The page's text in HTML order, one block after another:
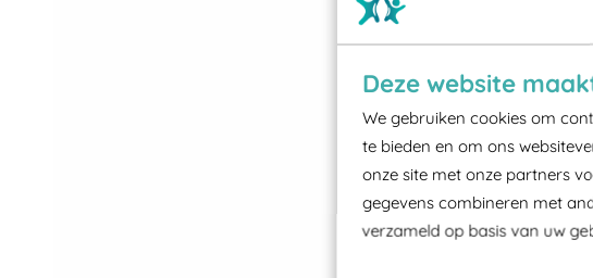
Deze website
We gebruiken cookies om
te bieden en om ons
onze site met onze partners
gegevens combineren met
verzameld op basis van uw